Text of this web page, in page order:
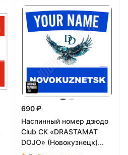
690 ₽
Наспинный номер дзюдо
Club СК «DRASTAMAT
DOJO» (Новокузнецк)
001wb - L